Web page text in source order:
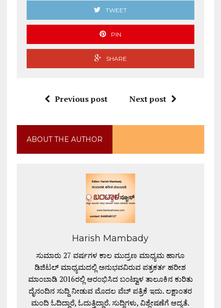
TWEET
PIN
SHARE
Previous post Next post
ABOUT THE AUTHOR
Harish Mambady
ಸುಮಾರು 27 ವರ್ಷಗಳ ಕಾಲ ಮುದ್ರಣ ಮಾಧ್ಯಮ ಹಾಗೂ
ಡಿಜಿಟಲ್ ಮಾಧ್ಯಮದಲ್ಲಿ ಅನುಭವವಿರುವ ಪತ್ರಕರ್ತ ಹರೀಶ
ಮಾಂಬಾಡಿ 2016ರಲ್ಲಿ ಆರಂಭಿಸಿದ ಬಂಟ್ವಾಳ ತಾಲೂಕಿನ ಕುರಿತು
ದೈನಂದಿನ ಸುದ್ದಿ ನೀಡುವ ಮೊದಲ ವೆಬ್ ಪತ್ರಿಕೆ ಇದು. ಲಕ್ಷಾಂತರ
ಮಂದಿ ಓದಿದ್ದಾರೆ, ಓದುತ್ತಿದ್ದಾರೆ. ಸುದ್ದಿಗಳು, ವಿಶ್ಲೇಷಣೆಗೆ ಆದ್ಯತೆ.